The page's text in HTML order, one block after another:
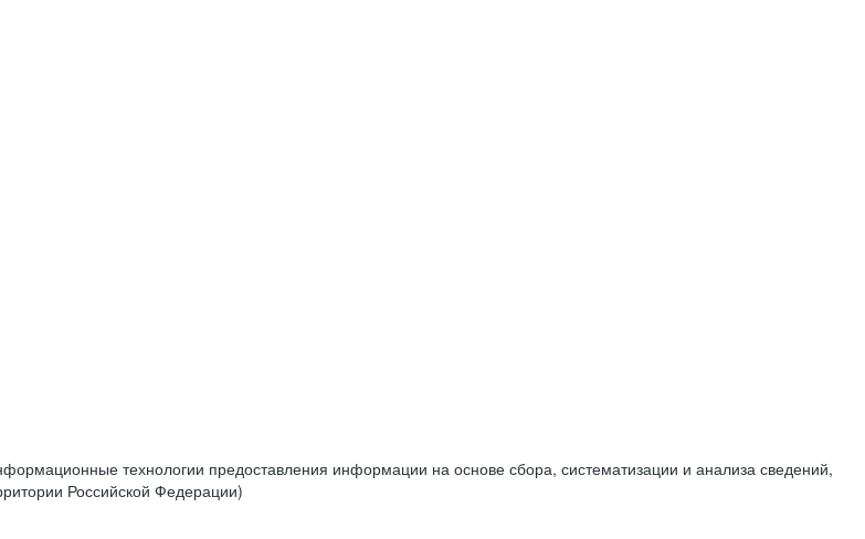
технологии предоставления информации на основе сбора, систематизации и анализа сведений,
Российской Федерации)